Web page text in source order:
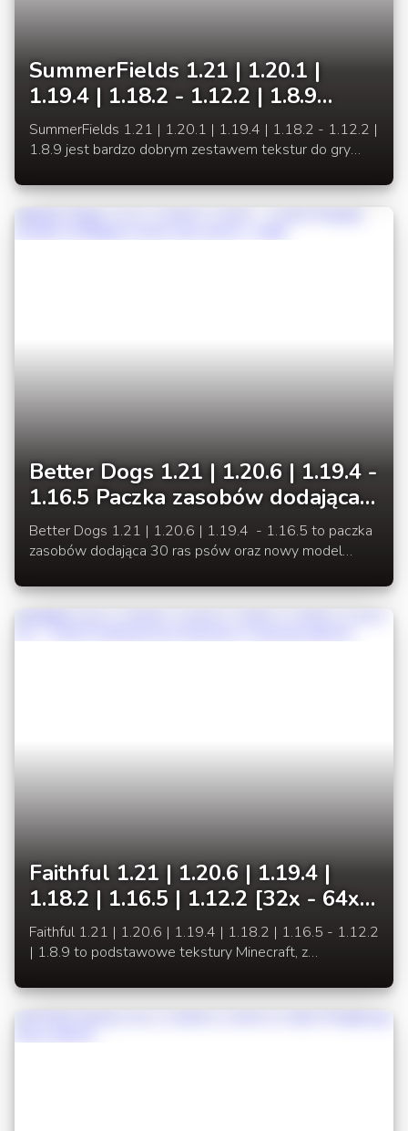
SummerFields 1.21 | 1.20.1 |
1.19.4 | 1.18.2 - 1.12.2 | 1.8.9
Jasne i estetyczne tekstury
SummerFields 1.21 | 1.20.1 | 1.19.4 | 1.18.2 - 1.12.2 |
1.8.9 jest bardzo dobrym zestawem tekstur do gry
rozwijanych pakietów zasobów.
Better Dogs 1.21 | 1.20.6 | 1.19.4 -
1.16.5 Paczka zasobów dodająca
nowe rasy psów i wilka
Better Dogs 1.21 | 1.20.6 | 1.19.4 - 1.16.5 to paczka
zasobów dodająca 30 ras psów oraz nowy model
dodatkowo w 2 odmianach.
Faithful 1.21 | 1.20.6 | 1.19.4 |
1.18.2 | 1.16.5 | 1.12.2 [32x - 64x]
Podstawowe tekstury w lepszej
jakości
Faithful 1.21 | 1.20.6 | 1.19.4 | 1.18.2 | 1.16.5 - 1.12.2
| 1.8.9 to podstawowe tekstury Minecraft, z
rozdzielczości do 32x32 pikseli.